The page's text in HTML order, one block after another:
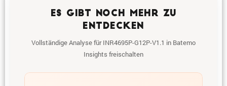
ES GIBT NOCH MEHR ZU
ENTDECKEN
Vollständige Analyse für INR4695P-G12P-V1.1 in Batemo
Insights freischalten